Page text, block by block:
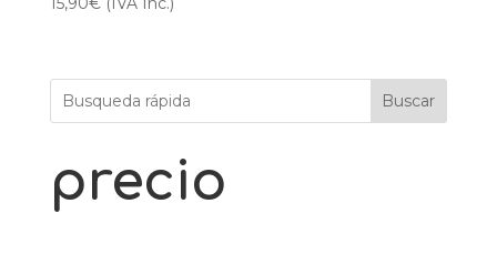
Buscar
precio